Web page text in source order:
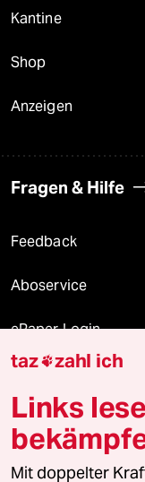
Kantine
Shop
Anzeigen
Fragen & Hilfe
Feedback
Aboservice
ePaper Login
Downloads für
© 2026 taz Verlags
Alle Rechte vorbehalten.
taz zahl ich
Links
Mit doppelter